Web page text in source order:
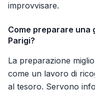
improvvisare.
Come preparare una
Parigi?
La preparazione
come un lavoro di
al tesoro. Servono